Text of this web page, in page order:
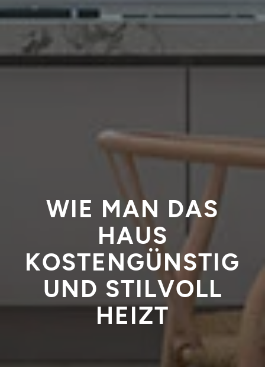
WIE MAN DAS
HAUS
KOSTENGÜNSTIG
UND STILVOLL
HEIZT